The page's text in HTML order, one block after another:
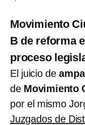
Movimiento
B de reforma
proceso
El juicio de
de Movimiento
por el mismo
Juzgados de